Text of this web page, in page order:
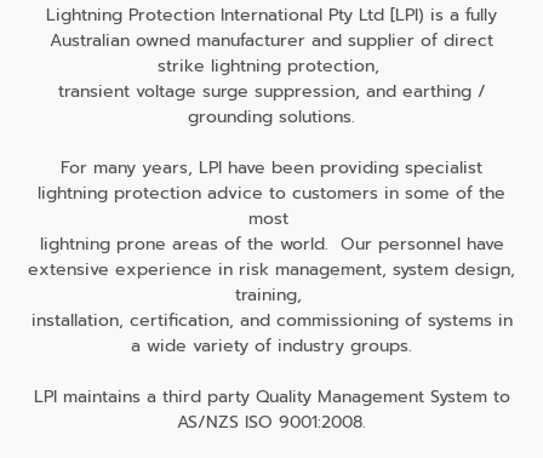
Lightning Protection International Pty Ltd [LPI) is a fully
Australian owned manufacturer and supplier of direct
strike lightning protection,
transient voltage surge suppression, and earthing /
grounding solutions.
For many years, LPI have been providing specialist
lightning protection advice to customers in some of the
most
lightning prone areas of the world. Our personnel have
extensive experience in risk management, system design,
training,
installation, certification, and commissioning of systems in
a wide variety of industry groups.
LPI maintains a third party Quality Management System to
AS/NZS ISO 9001:2008.